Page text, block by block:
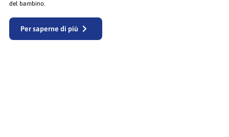
del bambino.
Per saperne di più